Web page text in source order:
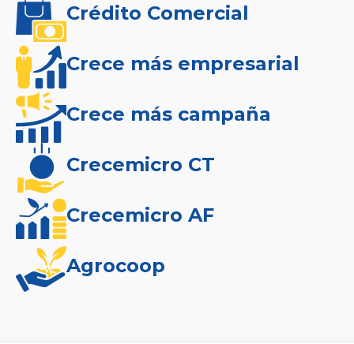
Crédito Comercial
Crece más empresarial
Crece más campaña
Crecemicro CT
Crecemicro AF
Agrocoop